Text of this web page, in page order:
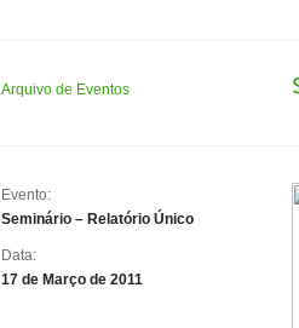
Arquivo de Eventos
Evento:
Seminário – Relatório Único
Data:
17 de Março de 2011